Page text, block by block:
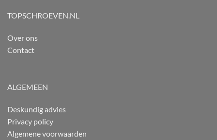
TOPSCHROEVEN.NL
Over ons
Contact
ALGEMEEN
Deskundig advies
Privacy policy
Algemene voorwaarden